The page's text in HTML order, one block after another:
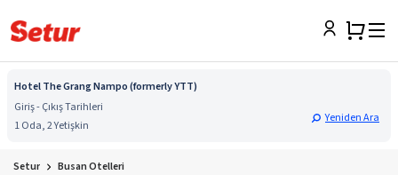
Hotel The Grang Nampo (formerly YTT)
Giriş - Çıkış Tarihleri
1 Oda, 2 Yetişkin
Yeniden Ara
Setur Busan Otelleri